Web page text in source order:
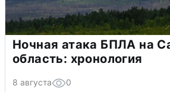
Ночная атака БПЛА на
область: хронология
8 августа 0